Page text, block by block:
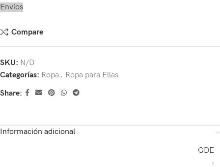
Envíos
Compare
SKU: N/D
Categorías: Ropa , Ropa para Ellas
Share:
Información adicional
GDE
,